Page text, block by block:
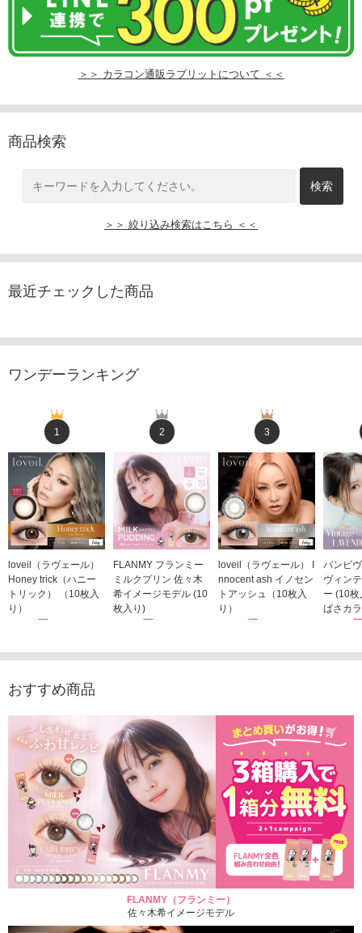
＞＞ カラコン通販ラブリットについて ＜＜
商品検索
＞＞ 絞り込み検索はこちら ＜＜
最近チェックした商品
ワンデーランキング
1
loveil（ラヴェール）
Honey trick（ハニー
トリック） （10枚入
り）
1,760円
2
FLANMY フランミー
ミルクプリン 佐々木
希イメージモデル (10
枚入り)
1,815円
3
loveil（ラヴェール） I
nnocent ash イノセン
トアッシュ（10枚入
り）
1,760円
バンビ
ヴィン
ー (10
ばさカ
1,848
おすすめ商品
FLANMY（フランミー）
佐々木希イメージモデル